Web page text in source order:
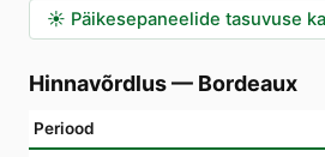
☀️ Päikesepaneelide tasuvuse
Hinnavõrdlus— Bordeaux
Periood